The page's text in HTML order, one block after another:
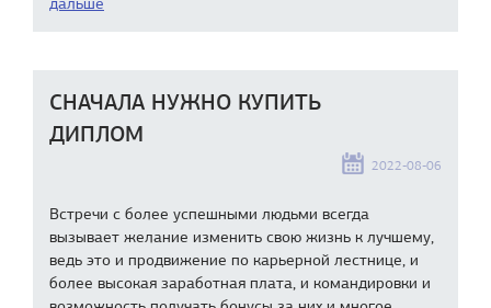
СНАЧАЛА НУЖНО КУПИТЬ
ДИПЛОМ
2022-08-06
Встречи с более успешными людьми всегда
вызывает желание изменить свою жизнь к лучшему,
ведь это и продвижение по карьерной лестнице, и
более высокая заработная плата, и командировки и